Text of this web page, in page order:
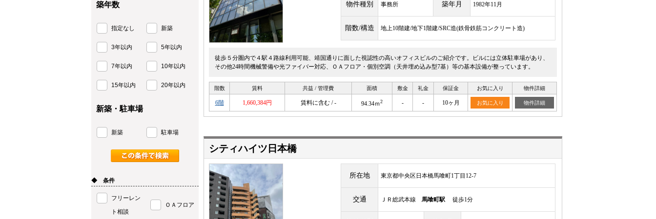
物件種別 事務所 築年月 1982年11月
階数/構造 地上10階建/地下1階建/SRC造(鉄骨鉄筋コンクリート造)
徒歩５分圏内で４駅４路線利用可能、靖国通りに面した視認性の高いオフィスビルのご紹介です。ビルには立体駐車場があり、
その他24時間機械警備や光ファイバー対応、ＯＡフロア・個別空調（天井埋め込み型7基）等の基本設備が整っています。
階数 賃料 共益 / 管理費 面積 敷金 礼金 保証金 お気に入り 物件詳細
6階 1,660,384円 賃料に含む / - 94.34ｍ2 - - 10ヶ月 お気に入り 物件詳細
シティハイツ日本橋
所在地 東京都中央区日本橋馬喰町1丁目12-7
交通 ＪＲ総武本線 馬喰町駅 徒歩1分
築年数
指定なし 新築
3年以内 5年以内
7年以内 10年以内
15年以内 20年以内
新築・駐車場
新築 駐車場
◆ 条件
フリーレン
ト相談
ＯＡフロア